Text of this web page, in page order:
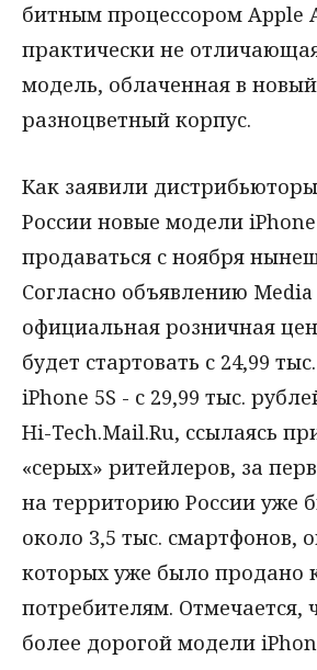
битным процессором Apple
практически не
модель, облаченная в
разноцветный корпус.
Как заявили
России новые модели
продаваться с ноября
Согласно объявлению
официальная розничная
будет стартовать с 24,99
iPhone 5S - с 29,99 тыс.
Hi-Tech.Mail.Ru, ссылаясь
«серых» ритейлеров, за
на территорию России уже
около 3,5 тыс. смартфонов,
которых уже было продано
потребителям. Отмечается,
более дорогой модели